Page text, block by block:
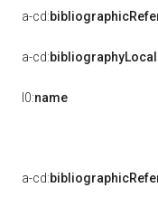
a-cd:
a-cd:
l0:name
a-cd: